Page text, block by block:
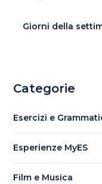
Giorni della
Categorie
Esercizi e
Esperienze MyES
Film e Musica